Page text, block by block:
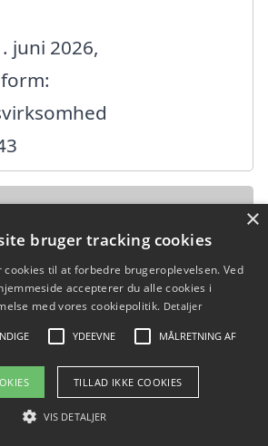
juni 2026,
3, 4683 Rønnede
marts 2022,
Anpartsselskab
×
bruger tracking cookies
til at forbedre brugeroplevelsen. Ved
accepterer du alle cookies i
med vores cookiepolitik. Detaljer
YDEEVNE MÅLRETNING AF
TILLAD IKKE COOKIES
VIS DETALJER